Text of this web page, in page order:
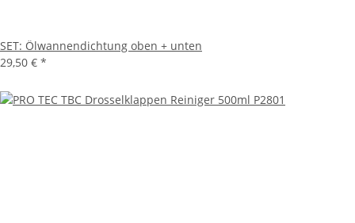
SET: Ölwannendichtung oben + unten
29,50 € *